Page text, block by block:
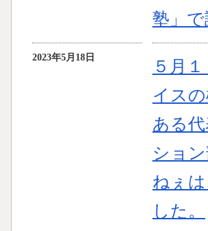
塾」
2023年5月18日
５月
イス
ある
ショ
ねぇ
した。